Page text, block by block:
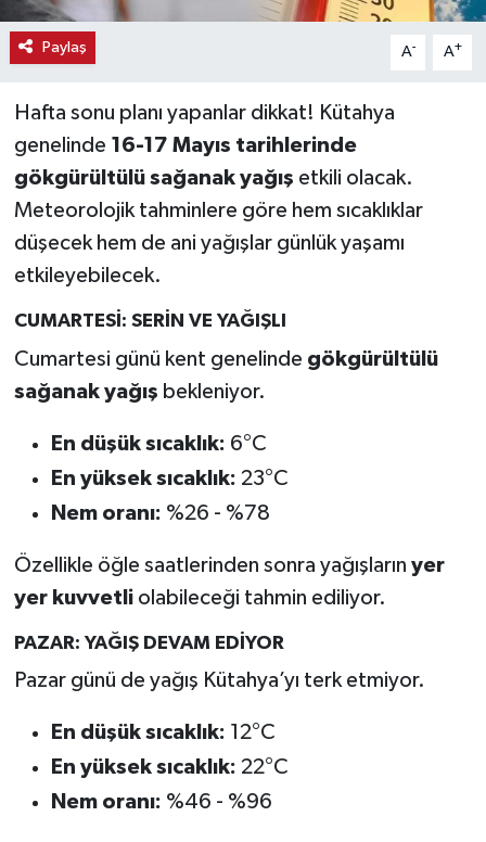
Paylaş A- A+
Hafta sonu planı yapanlar dikkat! Kütahya
genelinde 16-17 Mayıs tarihlerinde
gökgürültülü sağanak yağış etkili olacak.
Meteorolojik tahminlere göre hem sıcaklıklar
düşecek hem de ani yağışlar günlük yaşamı
etkileyebilecek.
CUMARTESİ: SERİN VE YAĞIŞLI
Cumartesi günü kent genelinde gökgürültülü
sağanak yağış bekleniyor.
En düşük sıcaklık: 6°C
En yüksek sıcaklık: 23°C
Nem oranı: %26 - %78
Özellikle öğle saatlerinden sonra yağışların yer
yer kuvvetliolabileceği tahmin ediliyor.
PAZAR: YAĞIŞ DEVAM EDİYOR
Pazar günü de yağış Kütahya’yı terk etmiyor.
En düşük sıcaklık: 12°C
En yüksek sıcaklık: 22°C
Nem oranı: %46 - %96
Sağlık
Siyaset
Spor
Teknoloji
Vasıta
Yaşam